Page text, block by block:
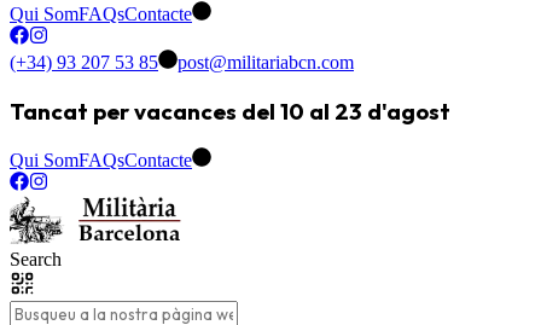
Qui SomFAQsContacte
(+34) 93 207 53 85 post@militariabcn.com
Tancat per vacances del 10 al 23 d'agost
Qui SomFAQsContacte
Search